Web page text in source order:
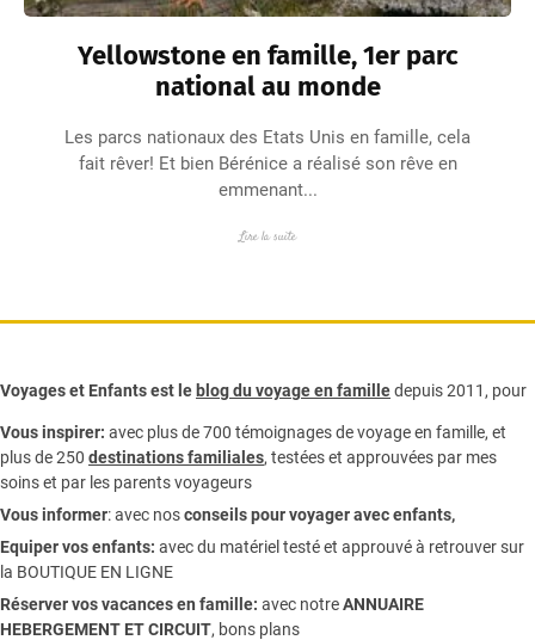
Yellowstone en famille, 1er parc
national au monde
Les parcs nationaux des Etats Unis en famille, cela
fait rêver! Et bien Bérénice a réalisé son rêve en
emmenant...
Lire la suite
Voyages et Enfants est le blog du voyage en familledepuis 2011, pour
Vous inspirer: avec plus de 700 témoignages devoyage en famille, et
plus de 250 destinations familiales, testées et approuvées par mes
soins et par les parents voyageurs
Vous informer:avec nosconseils pour voyager avec enfants,
Equiper vos enfants: avec du matériel testé et approuvé à retrouver sur
la BOUTIQUE EN LIGNE
Réserver vos vacances en famille: avec notreANNUAIRE
HEBERGEMENT ET CIRCUIT, bons plans